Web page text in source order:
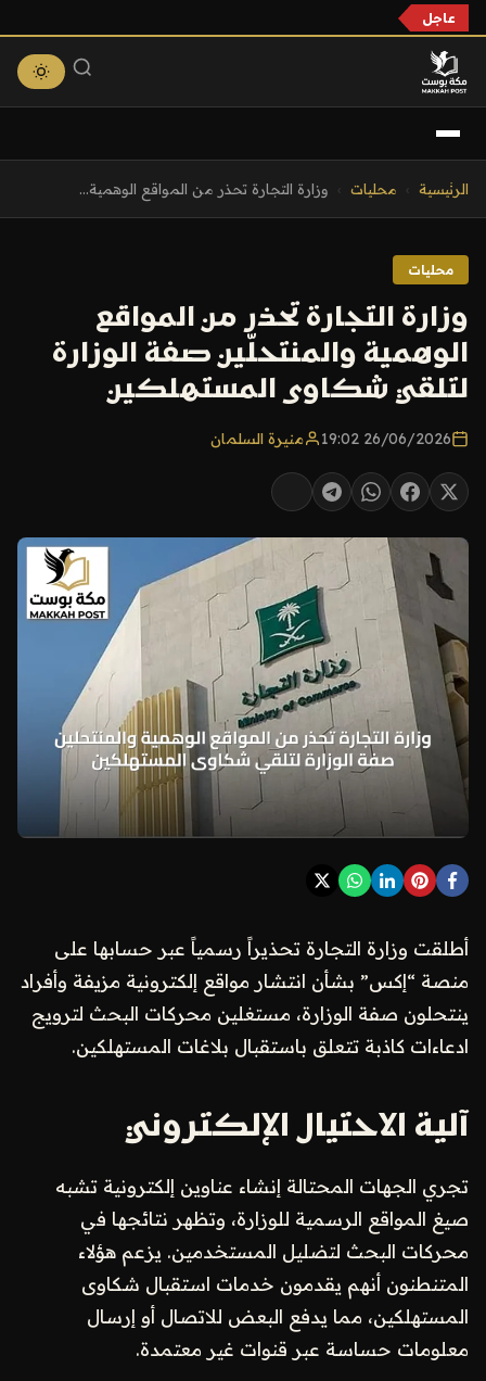
عاجل
الرئيسية محليات وزارة التجارة تحذر من المواقع الوهمية...
محليات
وزارة التجارة تحذر من المواقع
الوهمية والمنتحلّين صفة الوزارة
لتلقي شكاوى المستهلكين
26/06/2026 19:02 منيرة السلمان
أطلقت وزارة التجارة تحذيراً رسمياً عبر حسابها على
منصة “إكس” بشأن انتشار مواقع إلكترونية مزيفة وأفراد
ينتحلون صفة الوزارة، مستغلين محركات البحث لترويج
ادعاءات كاذبة تتعلق باستقبال بلاغات المستهلكين.
آلية الاحتيال الإلكتروني
تجري الجهات المحتالة إنشاء عناوين إلكترونية تشبه
صيغ المواقع الرسمية للوزارة، وتظهر نتائجها في
محركات البحث لتضليل المستخدمين. يزعم هؤلاء
المتنطنون أنهم يقدمون خدمات استقبال شكاوى
المستهلكين، مما يدفع البعض للاتصال أو إرسال
معلومات حساسة عبر قنوات غير معتمدة.